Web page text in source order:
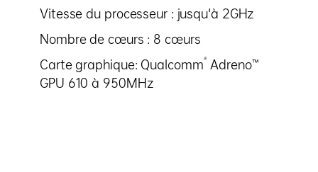
Vitesse du processeur : jusqu'à 2GHz
Nombre de cœurs : 8 cœurs
Carte graphique: Qualcomm® Adreno™
GPU 610 à 950MHz